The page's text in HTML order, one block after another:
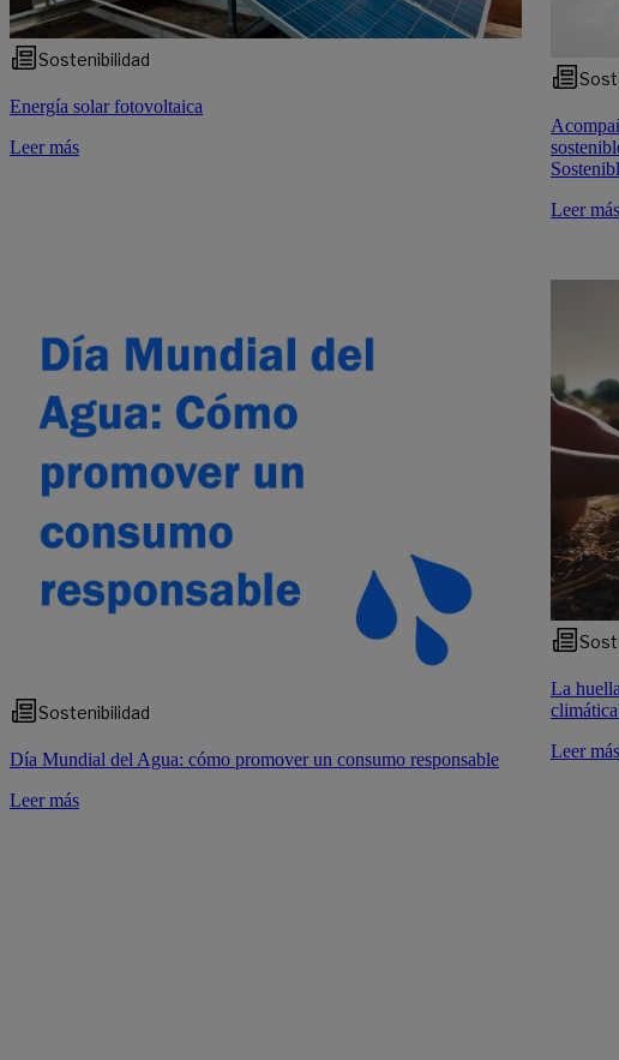
Sostenibilidad
Energía solar fotovoltaica
Leer más
Leer más
Sostenibilidad
Día Mundial del Agua: cómo promover un consumo responsable
Leer más
La
Leer más